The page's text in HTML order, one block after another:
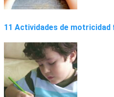
11 Actividades de motricidad